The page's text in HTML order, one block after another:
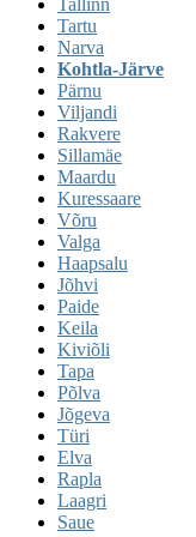
Tartu
Narva
Kohtla-Järve
Pärnu
Viljandi
Rakvere
Sillamäe
Maardu
Kuressaare
Võru
Valga
Haapsalu
Jõhvi
Paide
Keila
Kiviõli
Tapa
Põlva
Jõgeva
Türi
Elva
Rapla
Laagri
Saue